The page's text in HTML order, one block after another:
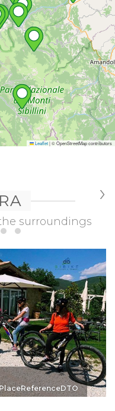
Leaflet|© OpenStreetMap contributors
surroundings
›